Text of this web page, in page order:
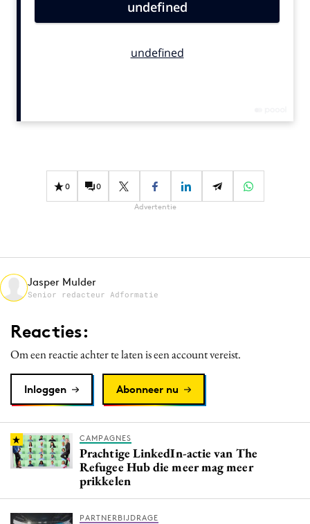
Effectiviteit
Martech
Media
Merkstrategie
Purpose Marketing
Reputatie & crisis
0 0
Advertentie
Jasper Mulder
Senior redacteur Adformatie
Reacties:
Om een reactie achter te laten is een account vereist.
Inloggen Abonneer nu
CAMPAGNES
Prachtige LinkedIn-actie van The
Refugee Hub die meer mag meer
prikkelen
PARTNERBIJDRAGE